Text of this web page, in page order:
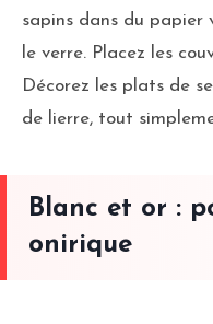
sapins dans du papier
le verre. Placez les
Décorez les plats de
de lierre, tout
Blanc et or :
onirique